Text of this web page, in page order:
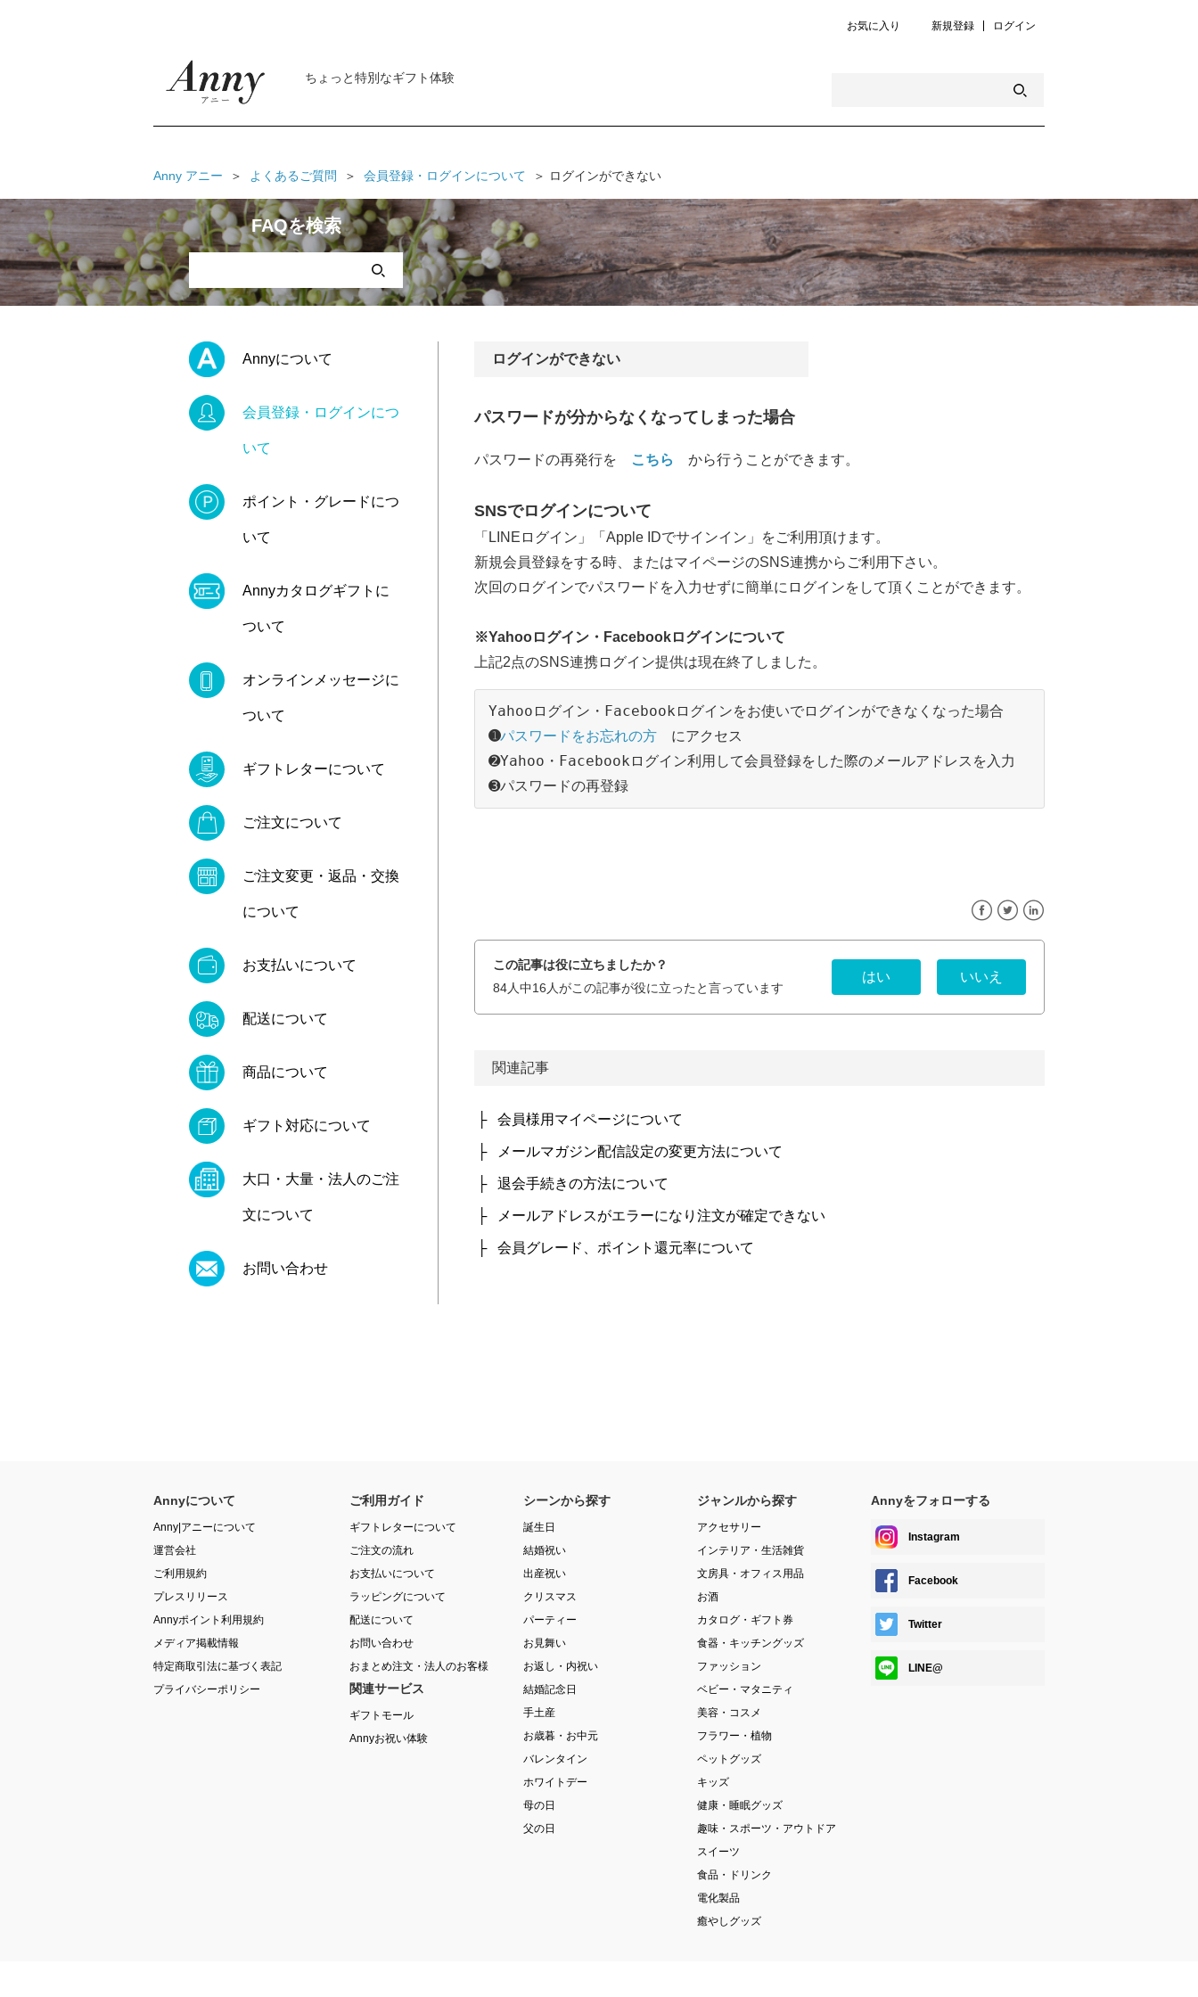
お気に入り 新規登録 ログイン
ちょっと特別なギフト体験
Anny アニー よくあるご質問 会員登録・ログインについて ログインができない
FAQを検索
Annyについて
会員登録・ログインにつ
いて
ポイント・グレードにつ
いて
Annyカタログギフトに
ついて
オンラインメッセージに
ついて
ギフトレターについて
ご注文について
ご注文変更・返品・交換
について
お支払いについて
配送について
商品について
ギフト対応について
大口・大量・法人のご注
文について
お問い合わせ
ログインができない
パスワードが分からなくなってしまった場合
パスワードの再発行を こちら から行うことができます。
SNSでログインについて
「LINEログイン」「Apple IDでサインイン」をご利用頂けます。
新規会員登録をする時、またはマイページのSNS連携からご利用下さい。
次回のログインでパスワードを入力せずに簡単にログインをして頂くことができます。
※Yahooログイン・Facebookログインについて
上記2点のSNS連携ログイン提供は現在終了しました。
Yahooログイン・Facebookログインをお使いでログインができなくなった場合
➊パスワードをお忘れの方 にアクセス
➋Yahoo・Facebookログイン利用して会員登録をした際のメールアドレスを入力
➌パスワードの再登録
この記事は役に立ちましたか？
84人中16人がこの記事が役に立ったと言っています
関連記事
会員様用マイページについて
メールマガジン配信設定の変更方法について
退会手続きの方法について
メールアドレスがエラーになり注文が確定できない
会員グレード、ポイント還元率について
Annyについて
Anny|アニーについて
運営会社
ご利用規約
プレスリリース
Annyポイント利用規約
メディア掲載情報
特定商取引法に基づく表記
プライバシーポリシー
ご利用ガイド
ギフトレターについて
ご注文の流れ
お支払いについて
ラッピングについて
配送について
お問い合わせ
おまとめ注文・法人のお客様
関連サービス
ギフトモール
Annyお祝い体験
シーンから探す
誕生日
結婚祝い
出産祝い
クリスマス
パーティー
お見舞い
お返し・内祝い
結婚記念日
手土産
お歳暮・お中元
バレンタイン
ホワイトデー
母の日
父の日
ジャンルから探す
アクセサリー
インテリア・生活雑貨
文房具・オフィス用品
お酒
カタログ・ギフト券
食器・キッチングッズ
ファッション
ベビー・マタニティ
美容・コスメ
フラワー・植物
ペットグッズ
キッズ
健康・睡眠グッズ
趣味・スポーツ・アウトドア
スイーツ
食品・ドリンク
電化製品
癒やしグッズ
Annyをフォローする
Instagram
Facebook
Twitter
LINE@